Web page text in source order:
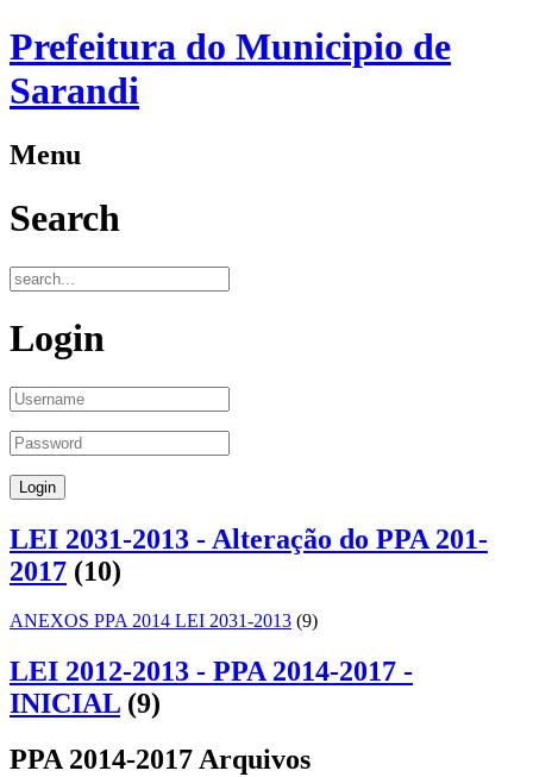
Prefeitura do Municipio de
Sarandi
Menu
Search
Login
LEI 2031-2013 - Alteração do PPA 201-
2017 (10)
ANEXOS PPA 2014 LEI 2031-2013 (9)
LEI 2012-2013 - PPA 2014-2017 -
INICIAL (9)
PPA 2014-2017 Arquivos